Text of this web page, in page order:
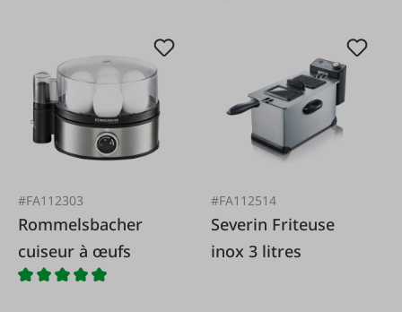
#FA112303
Rommelsbacher
cuiseur à œufs
#FA112514
Severin Friteuse
inox 3 litres